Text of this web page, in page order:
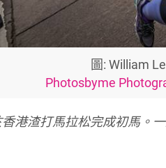
圖: William
Photosbyme
港渣打馬拉松完成初馬。